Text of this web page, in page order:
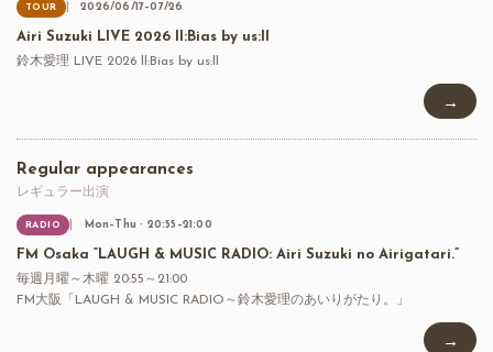
TOUR 2026/06/17–07/26
Airi Suzuki LIVE 2026 ll:Bias by us:ll
鈴木愛理 LIVE 2026 ll:Bias by us:ll
→
Regular appearances
レギュラー出演
RADIO Mon–Thu · 20:55–21:00
FM Osaka “LAUGH & MUSIC RADIO: Airi Suzuki no Airigatari.”
毎週月曜～木曜 20:55～21:00
FM大阪「LAUGH & MUSIC RADIO～鈴木愛理のあいりがたり。」
→